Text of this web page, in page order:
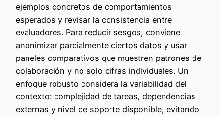
ejemplos concretos de comportamientos
esperados y revisar la consistencia entre
evaluadores. Para reducir sesgos, conviene
anonimizar parcialmente ciertos datos y usar
paneles comparativos que muestren patrones de
colaboración y no solo cifras individuales. Un
enfoque robusto considera la variabilidad del
contexto: complejidad de tareas, dependencias
externas y nivel de soporte disponible, evitando